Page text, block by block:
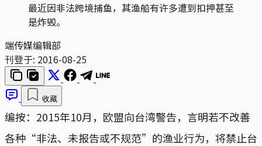
最近因非法跨境捕鱼，其渔船有许多遭到扣押甚至
是炸毁。
端传媒编辑部
刊登于: 2016-08-25
收藏
编按：2015年10月，欧盟向台湾警告，言明若不改善
各种“非法、未报告或不规范”的渔业行为，将禁止台